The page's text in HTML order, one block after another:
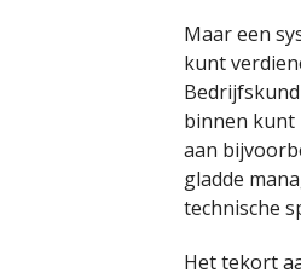
Maar een
kunt
binnen kunt
aan
gladde
technische
Het tekort